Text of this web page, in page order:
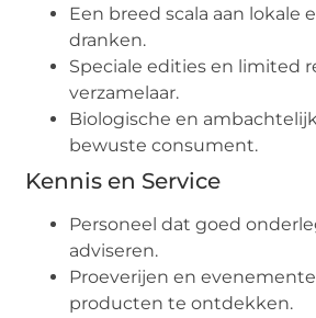
Een breed scala aan lokale
dranken.
Speciale edities en limited
verzamelaar.
Biologische en
bewuste consument.
Kennis en Service
Personeel dat goed
adviseren.
Proeverijen en
producten te ontdekken.